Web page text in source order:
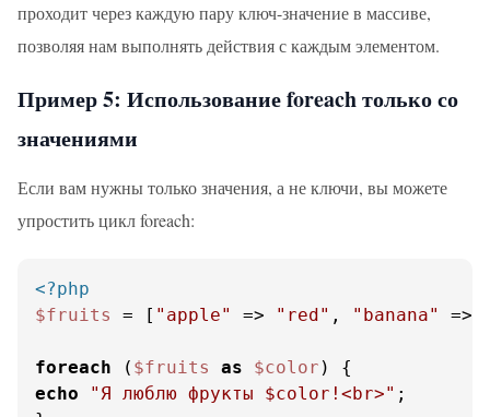
проходит через каждую пару ключ-значение в массиве,
позволяя нам выполнять действия с каждым элементом.
Пример 5: Использование foreach только со
значениями
Если вам нужны только значения, а не ключи, вы можете
упростить цикл foreach:
<?php
$fruits
= [ "apple" => "red" , "banana" =>
foreach ( $fruits as $color
echo
"Я люблю фрукты $color !<br>" ;